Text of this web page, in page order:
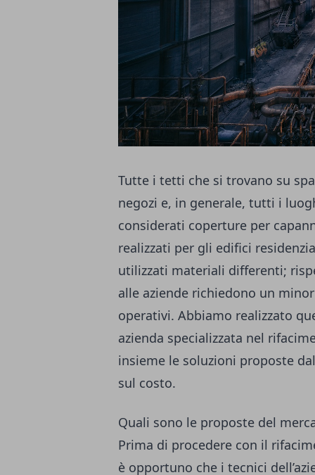
Tutte i tetti che si trovano su
negozi e, in generale, tutti i
considerati coperture per
realizzati per gli edifici
utilizzati materiali differenti;
alle aziende richiedono un
operativi. Abbiamo realizzato
azienda specializzata nel
insieme le soluzioni proposte
sul costo.
Quali sono le proposte del
Prima di procedere con il
è opportuno che i tecnici